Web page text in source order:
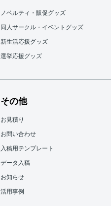
ノベルティ・販促グッズ
同人サークル・イベントグッズ
新生活応援グッズ
選挙応援グッズ
その他
お見積り
お問い合わせ
入稿用テンプレート
データ入稿
お知らせ
活用事例